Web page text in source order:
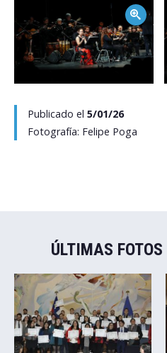
Publicado el 5/01/26
Fotografía: Felipe Poga
ÚLTIMAS FOTOS